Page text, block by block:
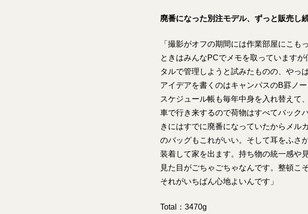
廃番になった別注モデル、ずっと販売し
「撮影がオフの期間には作業部屋にこ
ときはみんなPCでメモを取っています
タルで管理しようと試みたものの、やっ
アイデアを書くのはキャンパスのB罫ノ
スケジュール帳も毎年中身を入れ替えて
車で行き来するので荷物はすべてバック
きにはすでに廃番になっていたからメル
のバッグもこれがいい。そして耳をふさ
装着して家を出ます。持ち物の統一感や
見た目がごちゃごちゃなんです。整頓こ
それがいちばん心地よいんです」
Total：3470g